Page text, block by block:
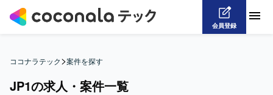
会員登録
ココナラテック>案件を探す
JP1の求人・案件一覧